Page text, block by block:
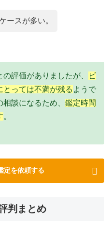
ースが多い。
評価がありましたが、
ビ
とっては不満が残る ようで
談になるため、 鑑定時間
。
定を依頼する
判まとめ